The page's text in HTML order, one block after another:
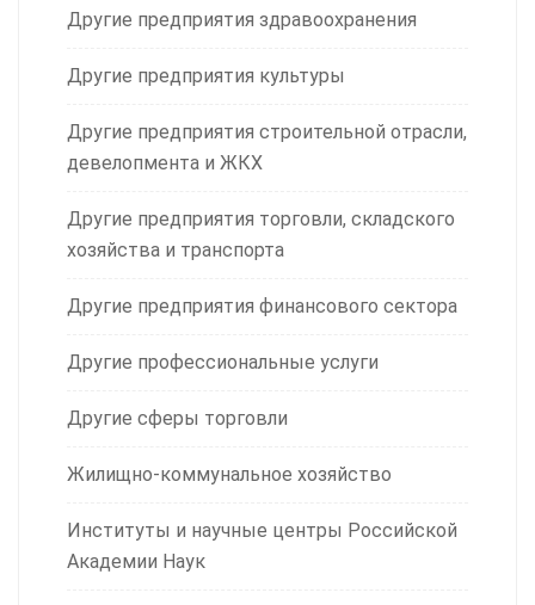
Другие предприятия здравоохранения
Другие предприятия культуры
Другие предприятия строительной отрасли,
девелопмента и ЖКХ
Другие предприятия торговли, складского
хозяйства и транспорта
Другие предприятия финансового сектора
Другие профессиональные услуги
Другие сферы торговли
Жилищно-коммунальное хозяйство
Институты и научные центры Российской
Академии Наук